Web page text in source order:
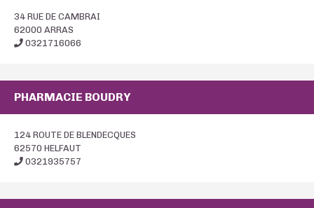
34 RUE DE CAMBRAI
62000 ARRAS
0321716066
PHARMACIE BOUDRY
124 ROUTE DE BLENDECQUES
62570 HELFAUT
0321935757